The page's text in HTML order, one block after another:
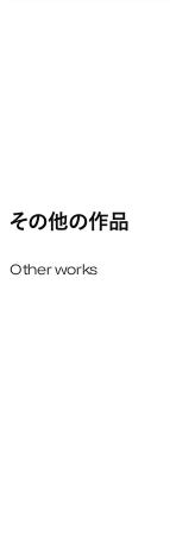
その他の作品
Other works